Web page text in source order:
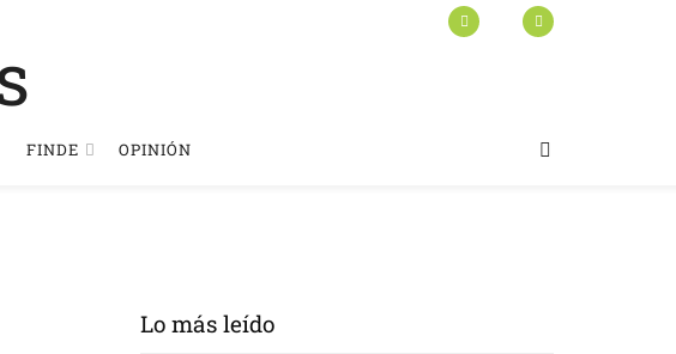
FINDE OPINIÓN
Lo más leído